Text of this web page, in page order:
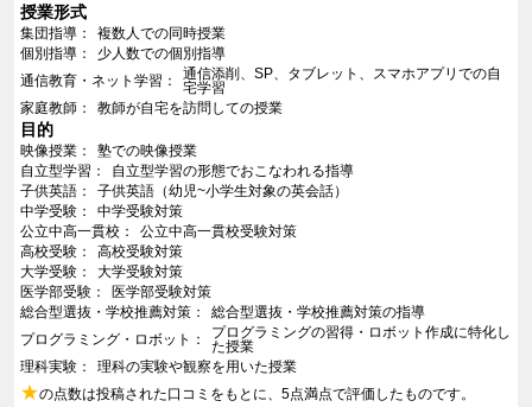
授業形式
集団指導
複数人での同時授業
個別指導
少人数での個別指導
通信教育・ネット学習
通信添削、SP、タブレット、スマホアプリでの自
宅学習
家庭教師
教師が自宅を訪問しての授業
目的
映像授業
塾での映像授業
自立型学習
自立型学習の形態でおこなわれる指導
子供英語
子供英語（幼児~小学生対象の英会話）
中学受験
中学受験対策
公立中高一貫校
公立中高一貫校受験対策
高校受験
高校受験対策
大学受験
大学受験対策
医学部受験
医学部受験対策
総合型選抜・学校推薦対策
総合型選抜・学校推薦対策の指導
プログラミング・ロボット
プログラミングの習得・ロボット作成に特化し
た授業
理科実験
理科の実験や観察を用いた授業
★の点数は投稿された口コミをもとに、5点満点で評価したものです。